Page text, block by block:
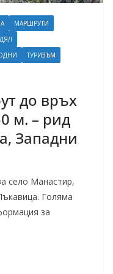
МАРШРУТИ
ТУРИЗЪМ
до връх
м. – рид
Западни
село Манастир,
Голяма
за